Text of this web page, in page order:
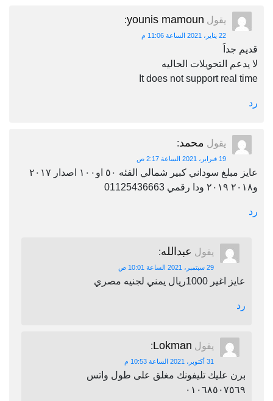
يقول younis mamoun
:
22 يناير، 2021 الساعة 11:06 م
قديم جداَ
لا يدعم التحويلات الحاليه
It does not support real time
رد
يقول محمد:
19 فبراير، 2021 الساعة 2:17 ص
عايز مبلغ سوداني كبير شمالي الفئه ٥٠ او١٠٠ اصدار ٢٠١٧
و٢٠١٨ ٢٠١٩ ودا رقمي 01125436663
رد
يقول عبدالله:
29 سبتمبر، 2021 الساعة 10:01 ص
عايز اغير 1000ريال يمني لجنيه مصري
رد
يقول Lokman
:
31 أكتوبر، 2021 الساعة 10:53 م
برن عليك تليفونك مغلق على طول واتس
٠١٠٦٨٥٠٧٥٦٩